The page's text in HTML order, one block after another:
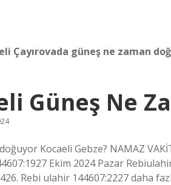
Çayırovada güneş ne zaman
Güneş Ne
Kocaeli Gebze? NAMAZ
Ekim 2024 Pazar
Rebi ulahir 144607:2227 daha